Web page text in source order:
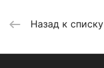
Назад к списку